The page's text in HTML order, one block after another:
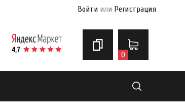
Войти или Регистрация
0